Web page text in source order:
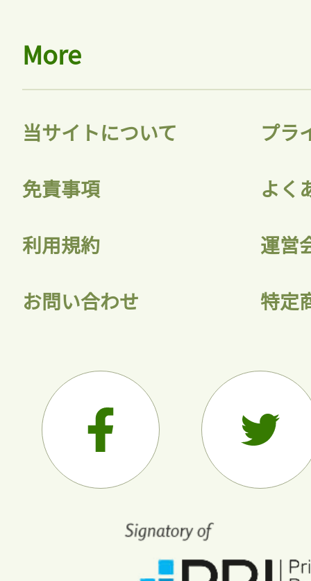
会員登録
More
当サイトについて プラ
免責事項 よく
利用規約 運営
お問い合わせ 特定